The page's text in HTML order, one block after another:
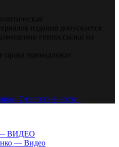
издания допускается
гиперссылки на
права принадлежат
Ответственности.
— ВИДЕО
— Видео